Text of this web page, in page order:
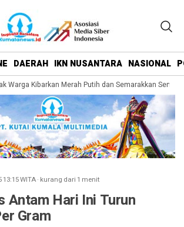
DAERAH IKN NUSANTARA NASIONAL
Kibarkan Merah Putih dan Semarakkan
13:15WITA· kurang dari 1 menit
Antam Hari Ini Turun
Gram